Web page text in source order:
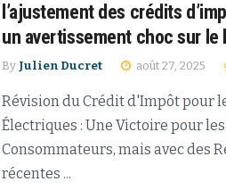
l’ajustement des crédits
un avertissement choc sur le
By Julien Ducret août 27, 2025
Révision du Crédit d'Impôt pour
Électriques : Une Victoire pour les
Consommateurs, mais avec des
récentes ...